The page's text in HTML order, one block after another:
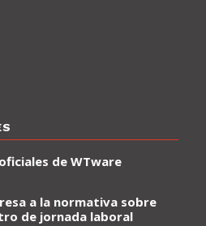
de WTware
a la normativa sobre
de jornada laboral